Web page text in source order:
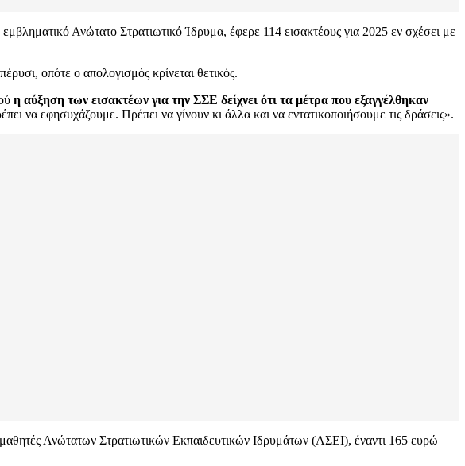
Ανώτατο Στρατιωτικό Ίδρυμα, έφερε 114 εισακτέους για 2025 εν σχέσει με
οπότε ο απολογισμός κρίνεται θετικός.
η αύξηση των εισακτέων για την ΣΣΕ δείχνει ότι τα μέτρα που εξαγγέλθηκαν
να εφησυχάζουμε. Πρέπει να γίνουν κι άλλα και να εντατικοποιήσουμε τις δράσεις».
Ανώτατων Στρατιωτικών Εκπαιδευτικών Ιδρυμάτων (ΑΣΕΙ), έναντι 165 ευρώ